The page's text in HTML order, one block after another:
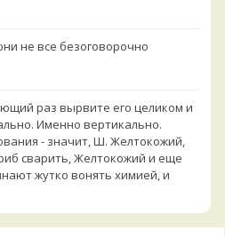
не все безоговорочно
раз вырвите его целиком и
Именно вертикально.
- значит, Ш. Желтокожий,
сварить, Желтокожий и еще
жутко вонять химией, и